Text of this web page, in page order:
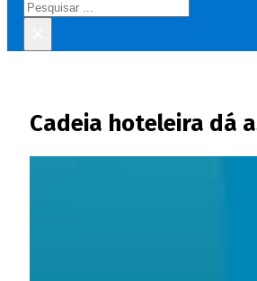
Pesquisar
Cadeia hoteleira dá